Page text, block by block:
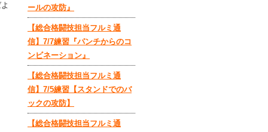
ールの攻防』
【総合格闘技担当フルミ通
信】7/7練習『パンチからのコ
ンビネーション』
【総合格闘技担当フルミ通
信】7/5練習【スタンドでのバ
ックの攻防】
【総合格闘技担当フルミ通